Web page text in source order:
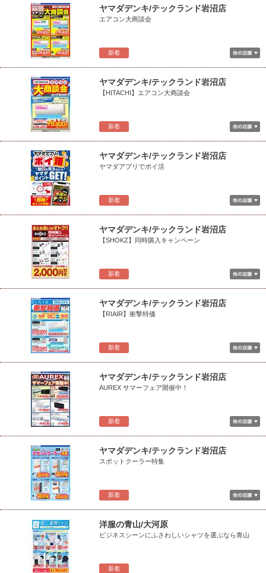
新着
ヤマダデンキ/テックランド岩沼店
エアコン大商談会
新着
ヤマダデンキ/テックランド岩沼店
【HITACHI】エアコン大商談会
新着
ヤマダデンキ/テックランド岩沼店
ヤマダアプリでポイ活
新着
ヤマダデンキ/テックランド岩沼店
【SHOKZ】同時購入キャンペーン
新着
ヤマダデンキ/テックランド岩沼店
【RIAIR】衝撃特価
新着
ヤマダデンキ/テックランド岩沼店
AUREX サマーフェア開催中！
新着
ヤマダデンキ/テックランド岩沼店
スポットクーラー特集
新着
洋服の青山/大河原
ビジネスシーンにふさわしいシャツを選ぶなら青山